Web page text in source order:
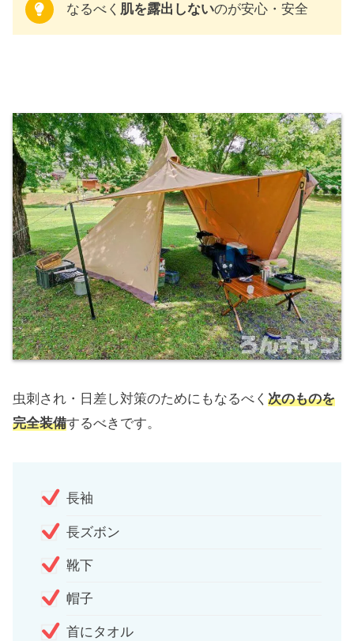
なるべく 肌を露出しないのが安心・安全
虫刺され・日差し対策のためにもなるべく 次のものを
完全装備するべきです。
長袖
長ズボン
靴下
帽子
首にタオル